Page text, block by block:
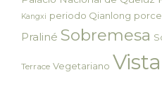
Kangxi periodo Qianlong
Praliné Sobremesa
Terrace Vegetariano